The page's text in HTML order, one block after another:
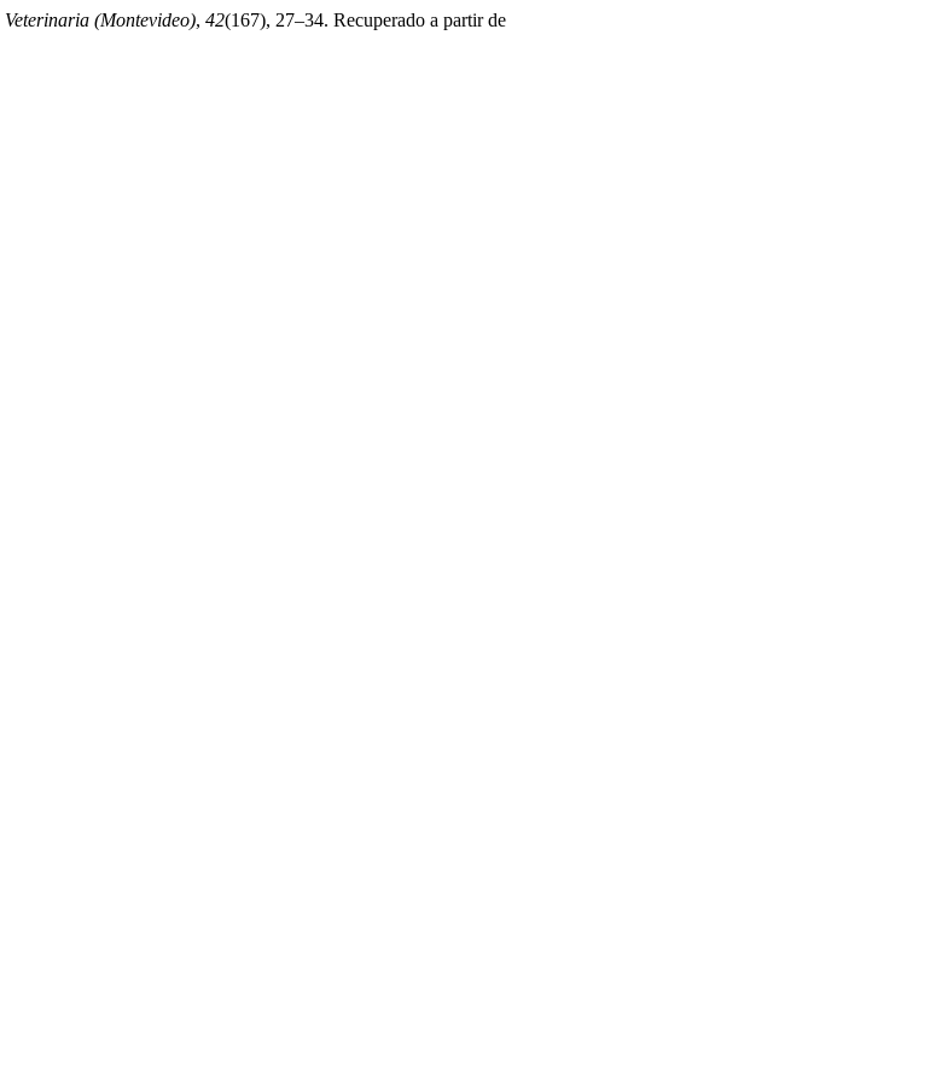
Veterinaria (Montevideo), 42(167), 27–34. Recuperado a partir de